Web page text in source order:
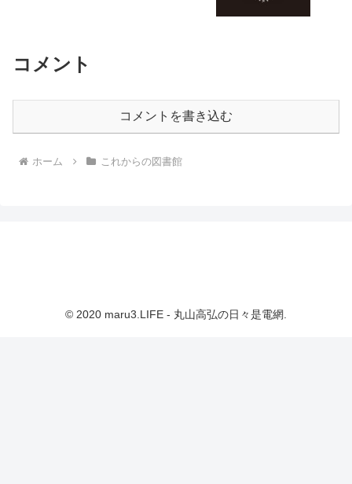
コメント
コメントを書き込む
ホーム これからの図書館
© 2020 maru3.LIFE - 丸山高弘の日々是電網.